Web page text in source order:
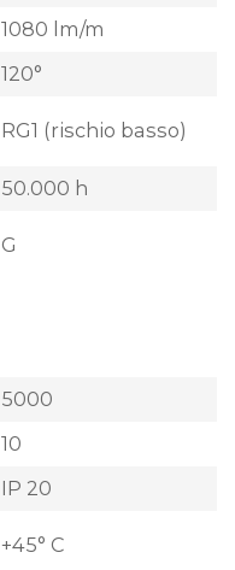
1080 lm/m
120°
RG1 (rischio basso)
50.000 h
G
5000
10
IP 20
+45° C